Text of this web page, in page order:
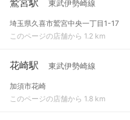
鷲宮駅 東武伊勢崎線
埼玉県久喜市鷲宮中央一丁目1-17
このページの店舗から 1.2 km
花崎駅 東武伊勢崎線
加須市花崎
このページの店舗から 1.8 km